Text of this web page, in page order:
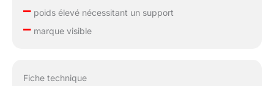
–poids élevé nécessitant un support
–marque visible
Fiche technique